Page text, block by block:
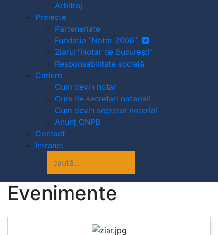
Arbitraj
Proiecte
Parteneriate
Fundația ”Notar 2006”
Ziarul ”Notar de București”
Responsabilitate socială
Cariere
Cum devin notar
Curs de secretari notariali
Cum devin secretar notarial
Anunț CNPB
Contact
Intranet
Evenimente